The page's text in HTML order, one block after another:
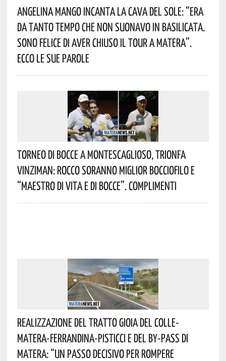
Angelina Mango Incanta La Cava Del Sole: “era
Da Tanto Tempo Che Non Suonavo In Basilicata.
Sono Felice Di Aver Chiuso Il Tour A Matera”.
Ecco Le Sue Parole
Torneo Di Bocce A Montescaglioso, Trionfa
Vinziman: Rocco Soranno Miglior Bocciofilo E
“Maestro Di Vita E Di Bocce”. Complimenti
Realizzazione Del Tratto Gioia Del Colle-
Matera-Ferrandina-Pisticci E Del By-Pass Di
Matera: “Un Passo Decisivo Per Rompere